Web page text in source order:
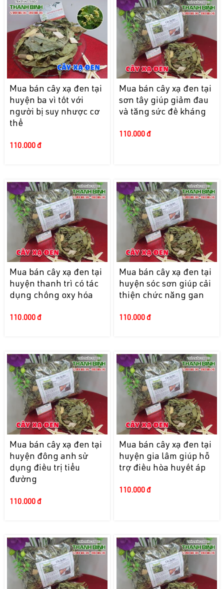
Mua bán cây xạ đen tại
huyện ba vì tốt với
người bị suy nhược cơ
thể
110.000 đ
Mua bán cây xạ đen tại
sơn tây giúp giảm đau
và tăng sức đề kháng
110.000 đ
Mua bán cây xạ đen tại
huyện thanh trì có tác
dụng chống oxy hóa
110.000 đ
Mua bán cây xạ đen tại
huyện sóc sơn giúp cải
thiện chức năng gan
110.000 đ
Mua bán cây xạ đen tại
huyện đông anh sử
dụng điều trị tiểu
đường
110.000 đ
Mua bán cây xạ đen tại
huyện gia lâm giúp hỗ
trợ điều hòa huyết áp
110.000 đ